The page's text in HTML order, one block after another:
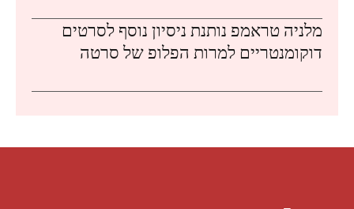
מלניה טראמפ נותנת ניסיון נוסף לסרטים
דוקומנטריים למרות הפלופ של סרטה